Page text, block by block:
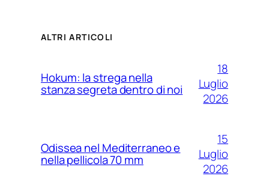
ALTRI ARTICOLI
Hokum: la strega nella
stanza segreta dentro di noi
18
Luglio
2026
Odissea nel Mediterraneo e
nella pellicola 70 mm
15
Luglio
2026